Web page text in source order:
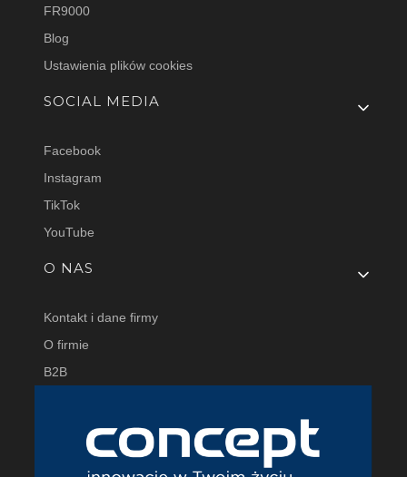
FR9000
Blog
Ustawienia plików cookies
SOCIAL MEDIA
Facebook
Instagram
TikTok
YouTube
O NAS
Kontakt i dane firmy
O firmie
B2B